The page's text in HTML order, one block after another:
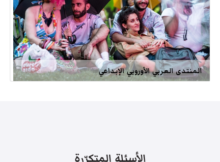
المنتدى العربي الأوروبي الإبداعي
الأسئلة المتكرّرة